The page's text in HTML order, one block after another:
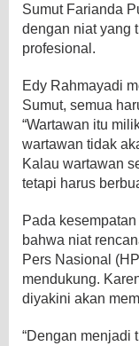
Sumut Farianda
dengan niat yang
profesional.
Edy Rahmayadi
Sumut, semua
“Wartawan itu
wartawan tidak
Kalau wartawan
tetapi harus
Pada
bahwa niat
Pers Nasional
mendukung.
diyakini akan
“Dengan menjadi